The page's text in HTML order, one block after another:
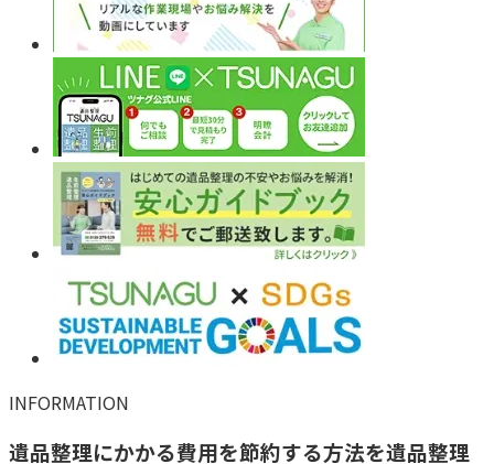
INFORMATION
遺品整理にかかる費用を節約する方法を遺品整理